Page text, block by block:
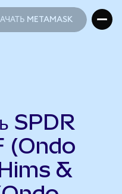
METAMASK
SPDR
(Ondo
&